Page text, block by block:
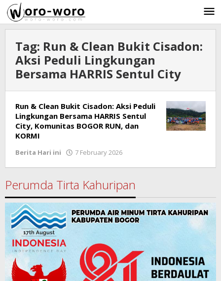
Skip
to
content
Tag: Run & Clean Bukit Cisadon:
Aksi Peduli Lingkungan
Bersama HARRIS Sentul City
Run & Clean Bukit Cisadon: Aksi Peduli
Lingkungan Bersama HARRIS Sentul
City, Komunitas BOGOR RUN, dan
KORMI
Berita Hari ini 7 February 2026
Perumda Tirta Kahuripan